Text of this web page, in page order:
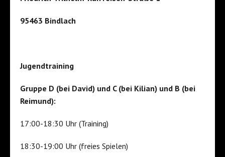
95463 Bindlach
Jugendtraining
Gruppe D (bei David) und C (bei Kilian) und B (bei
Reimund):
17:00-18:30 Uhr (Training)
18:30-19:00 Uhr (freies Spielen)